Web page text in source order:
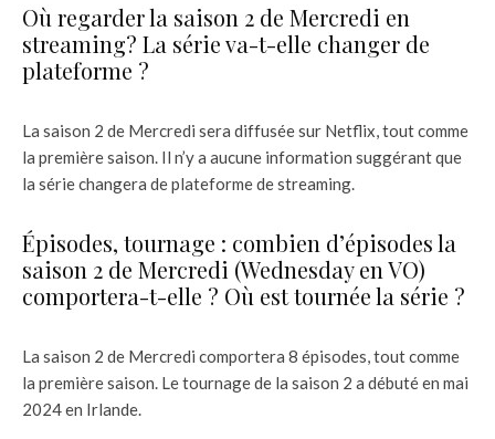
Où regarder la saison 2 de Mercredi en
streaming? La série va-t-elle changer de
plateforme ?
La saison 2 de Mercredi sera diffusée sur Netflix, tout comme
la première saison. Il n’y a aucune information suggérant que
la série changera de plateforme de streaming.
Épisodes, tournage : combien d’épisodes la
saison 2 de Mercredi (Wednesday en VO)
comportera-t-elle ? Où est tournée la série ?
La saison 2 de Mercredi comportera 8 épisodes, tout comme
la première saison. Le tournage de la saison 2 a débuté en mai
2024 en Irlande.